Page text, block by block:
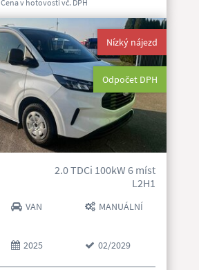
Cena v hotovosti vč. DPH
Nízký nájezd
Odpočet DPH
2.0 TDCi 100kW 6 míst
L2H1
VAN MANUÁLNÍ
2025 02/2029